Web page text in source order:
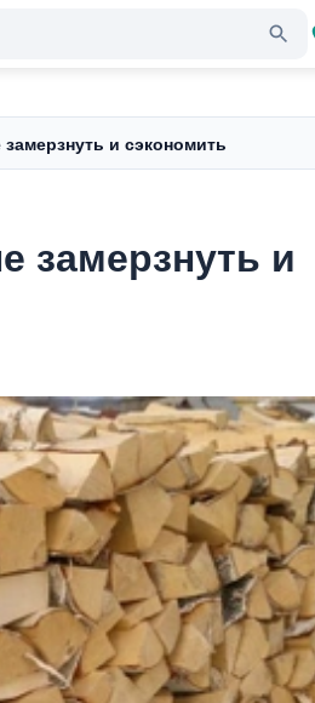
и сэкономить
замерзнуть и